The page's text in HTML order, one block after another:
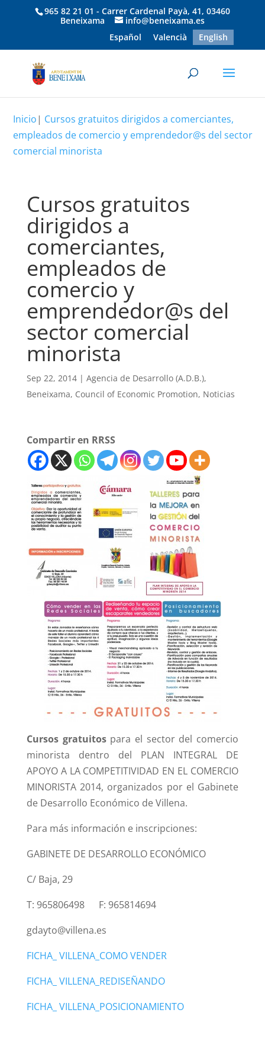
965 82 21 01 - Carrer Cardenal Payà, 41, 03460
Beneixama
info@beneixama.es
Español
Valencià English
Inicio| Cursos gratuitos dirigidos a comerciantes,
empleados de comercio y emprendedor@s del sector
comercial minorista
Cursos gratuitos
dirigidos a
comerciantes,
empleados de
comercio y
emprendedor@s del
sector comercial
minorista
Sep 22, 2014| Agencia de Desarrollo (A.D.B.),
Beneixama, Council of Economic Promotion, Noticias
Compartir en RRSS
Cursos gratuitospara el sector del comercio
minorista dentro del PLAN INTEGRAL DE
APOYO A LA COMPETITIVIDAD EN EL COMERCIO
MINORISTA 2014, organizados por el Gabinete
de Desarrollo Económico de Villena.
Para más información e inscripciones:
GABINETE DE DESARROLLO ECONÓMICO
C/ Baja, 29
T: 965806498 F: 965814694
gdayto@villena.es
FICHA_ VILLENA_COMO VENDER
FICHA_ VILLENA_REDISEÑANDO
FICHA_ VILLENA_POSICIONAMIENTO